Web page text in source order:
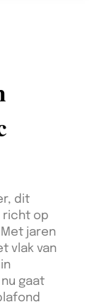
dit
richt op
jaren
vlak van
gaat